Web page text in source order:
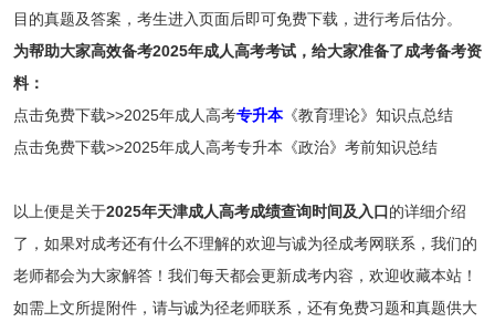
目的真题及答案，考生进入页面后即可免费下载，进行考后估分。
为帮助大家高效备考2025年成人高考考试，给大家准备了成考备考资
料：
点击免费下载>>2025年成人高考专升本《教育理论》知识点总结
点击免费下载>>2025年成人高考专升本《政治》考前知识总结
以上便是关于2025年天津成人高考成绩查询时间及入口的详细介绍
了，如果对成考还有什么不理解的欢迎与诚为径成考网联系，我们的
老师都会为大家解答！我们每天都会更新成考内容，欢迎收藏本站！
如需上文所提附件，请与诚为径老师联系，还有免费习题和真题供大